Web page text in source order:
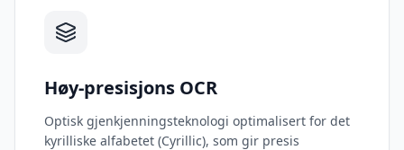
Høy-presisjons OCR
Optisk gjenkjenningsteknologi optimalisert for det
kyrilliske alfabetet (Cyrillic), som gir presis